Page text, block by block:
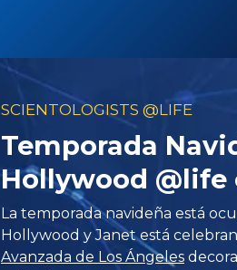
SCIENTOLOGISTS @LIFE
Temporada
Hollywood @life
La temporada navideña está
Hollywood y Janet está
Avanzada de Los Ángeles